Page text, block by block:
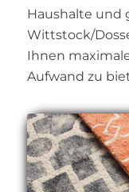
Haushalte und
Wittstock/
Ihnen
Aufwand zu